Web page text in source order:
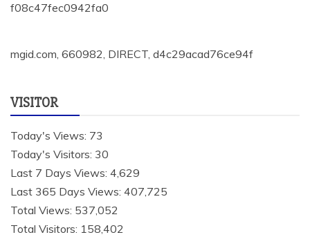
f08c47fec0942fa0
mgid.com, 660982, DIRECT, d4c29acad76ce94f
VISITOR
Today's Views: 73
Today's Visitors: 30
Last 7 Days Views: 4,629
Last 365 Days Views: 407,725
Total Views: 537,052
Total Visitors: 158,402